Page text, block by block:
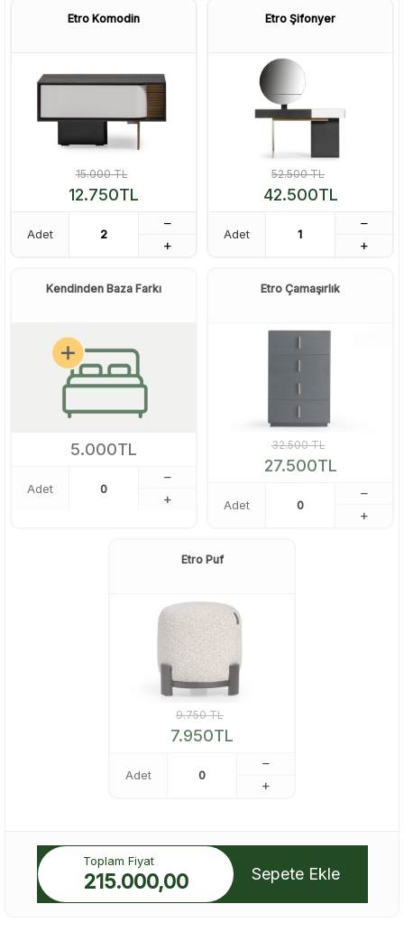
Etro Komodin
15.000TL
12.750TL
Adet
Etro Şifonyer
52.500TL
42.500TL
Adet
Kendinden Baza Farkı
5.000TL
Adet
Etro Çamaşırlık
32.500TL
27.500TL
Adet
Etro Puf
9.750TL
7.950TL
Adet
Toplam Fiyat
215.000,00 Sepete Ekle